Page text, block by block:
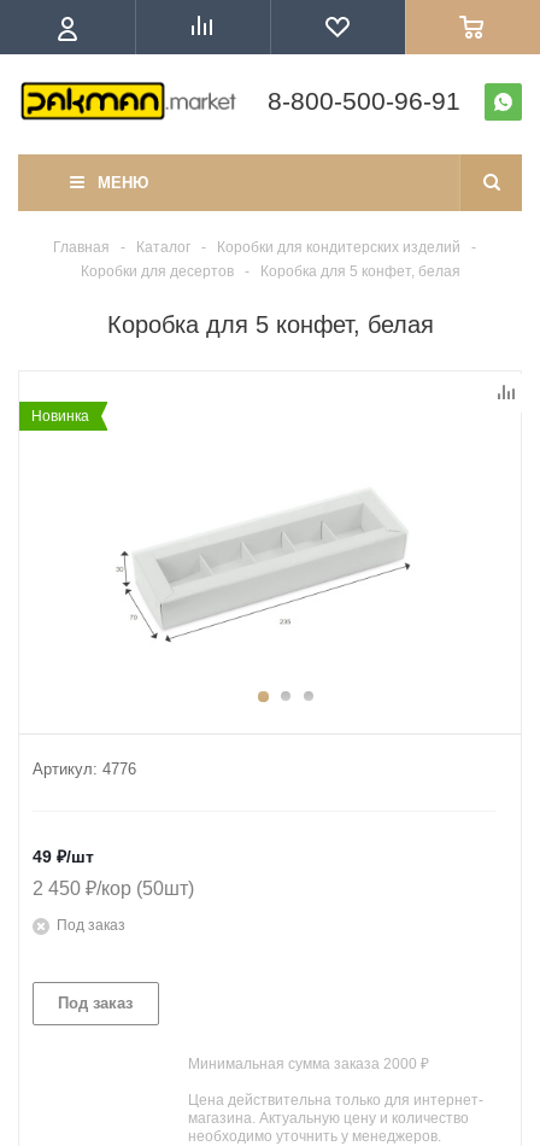
8-800-500-96-91
МЕНЮ
Главная - Каталог - Коробки для кондитерских изделий
-
Коробки для десертов
- Коробка для 5 конфет, белая
Коробка для 5 конфет, белая
Новинка
Артикул: 4776
49 ₽/шт
2 450 ₽/кор (50шт)
Под заказ
Под заказ
Минимальная сумма заказа 2000 ₽
Цена действительна только для интернет-
магазина. Актуальную цену и количество
необходимо уточнить у менеджеров.